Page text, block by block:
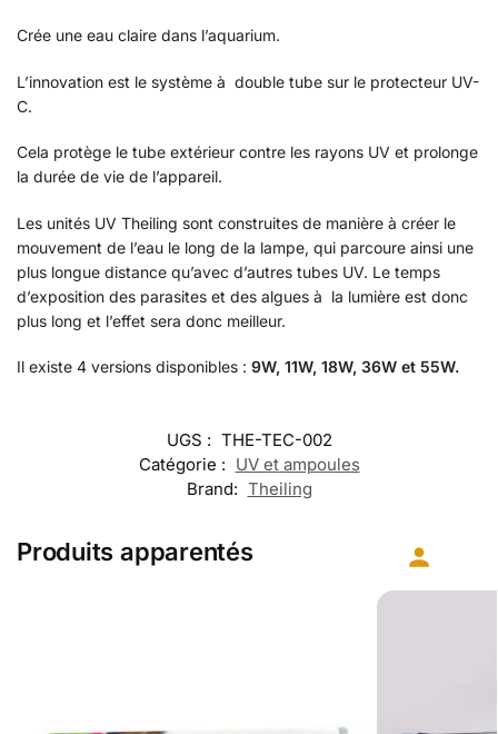
Crée une eau claire dans l’aquarium.
L’innovation est le système à double tube sur le protecteur UV-
C.
Cela protège le tube extérieur contre les rayons UV et prolonge
la durée de vie de l’appareil.
Les unités UV Theiling sont construites de manière à créer le
mouvement de l’eau le long de la lampe, qui parcoure ainsi une
plus longue distance qu’avec d’autres tubes UV. Le temps
d’exposition des parasites et des algues à la lumière est donc
plus long et l’effet sera donc meilleur.
Il existe 4 versions disponibles : 9W, 11W, 18W, 36W et 55W.
UGS : THE-TEC-002
Catégorie : UV et ampoules
Brand: Theiling
Produits apparentés